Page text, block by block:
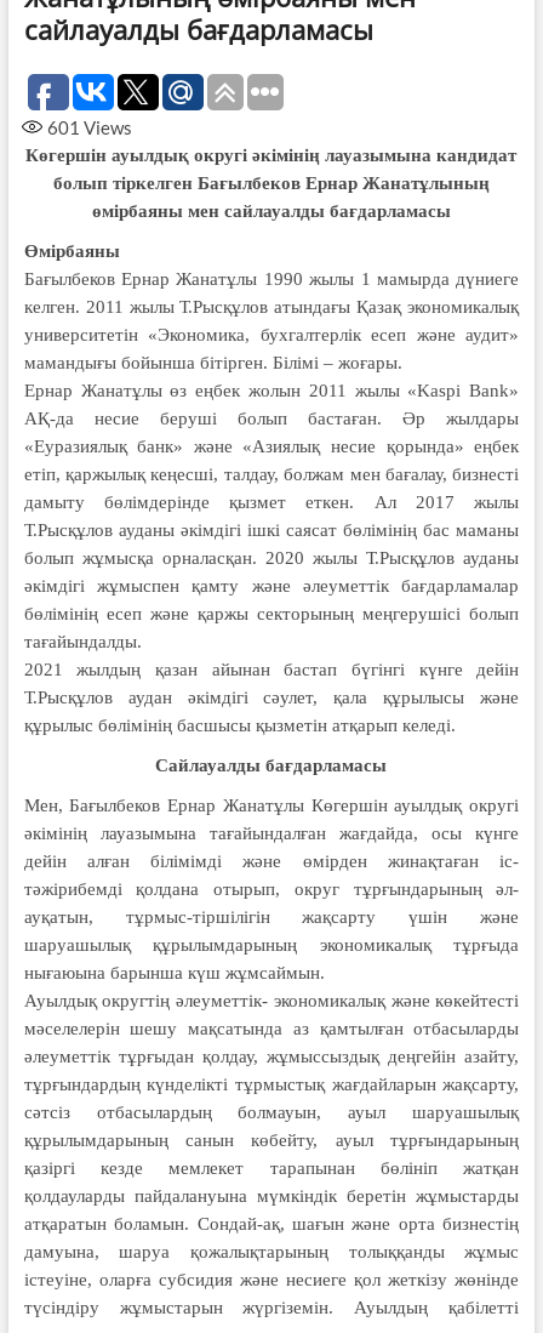
сайлауалды бағдарламасы
601 Views
Көгершін ауылдық округі әкімінің лауазымына кандидат
болып тіркелген Бағылбеков Ернар Жанатұлының
өмірбаяны мен сайлауалды бағдарламасы
Өмірбаяны
Бағылбеков Ернар Жанатұлы 1990 жылы 1 мамырда дүниеге
келген. 2011 жылы Т.Рысқұлов атындағы Қазақ экономикалық
университетін «Экономика, бухгалтерлік есеп және аудит»
мамандығы бойынша бітірген. Білімі – жоғары.
Ернар Жанатұлы өз еңбек жолын 2011 жылы «Kaspi Bank»
АҚ-да несие беруші болып бастаған. Әр жылдары
«Еуразиялық банк» және «Азиялық несие қорында» еңбек
етіп, қаржылық кеңесші, талдау, болжам мен бағалау, бизнесті
дамыту бөлімдерінде қызмет еткен. Ал 2017 жылы
Т.Рысқұлов ауданы әкімдігі ішкі саясат бөлімінің бас маманы
болып жұмысқа орналасқан. 2020 жылы Т.Рысқұлов ауданы
әкімдігі жұмыспен қамту және әлеуметтік бағдарламалар
бөлімінің есеп және қаржы секторының меңгерушісі болып
тағайындалды.
2021 жылдың қазан айынан бастап бүгінгі күнге дейін
Т.Рысқұлов аудан әкімдігі сәулет, қала құрылысы және
құрылыс бөлімінің басшысы қызметін атқарып келеді.
Сайлауалдыбағдарламасы
Мен, Бағылбеков Ернар Жанатұлы Көгершін ауылдық округі
әкімінің лауазымына тағайындалған жағдайда, осы күнге
дейін алған білімімді және өмірден жинақтаған іс-
тәжірибемді қолдана отырып, округ тұрғындарының әл-
ауқатын, тұрмыс-тіршілігін жақ­сарту үшін және
шаруашылық құры­лымдарының экономикалық тұрғыда
нығаюына барынша күш жұмсаймын.
Ауылдық округтің әлеуметтік- эконо­микалық және көкейтесті
мәселелерін шешу мақсатында аз қамтылған отбасы­ларды
әлеуметтік тұрғыдан қолдау, жұмыссыздық деңгейін азай­ту,
тұрғындардың күнделікті тұрмыс­тық жағдайларын жақсарту,
сәтсіз отбасылардың болмауын, ауыл шаруа­шылық
құрылымдарының санын көбей­ту, ауыл тұрғындарының
қазіргі кезде мемлекет тарапынан бөлініп жатқан
қолдауларды пайдалануына мүм­кіндік беретін жұмыстарды
атқа­ратын боламын. Сондай-ақ, шағын және орта бизнестің
дамуына, шаруа қожалықтарының толыққанды жұ­мыс
істеуіне, оларға субсидия және несиеге қол жеткізу жөнінде
тү­сін­діру жұмыстарын жүргіземін. Ауыл­дың қабілетті